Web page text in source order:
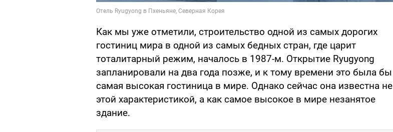
Как мы уже отметили, строительство одной из самых дорогих
гостиниц мира в одной из самых бедных стран, где царит
тоталитарный режим, началось в 1987-м. Открытие Ryugyong
запланировали на два года позже, и к тому времени это была бы
самая высокая гостиница в мире. Однако сейчас она известна не
этой характеристикой, а как самое высокое в мире незанятое
здание.